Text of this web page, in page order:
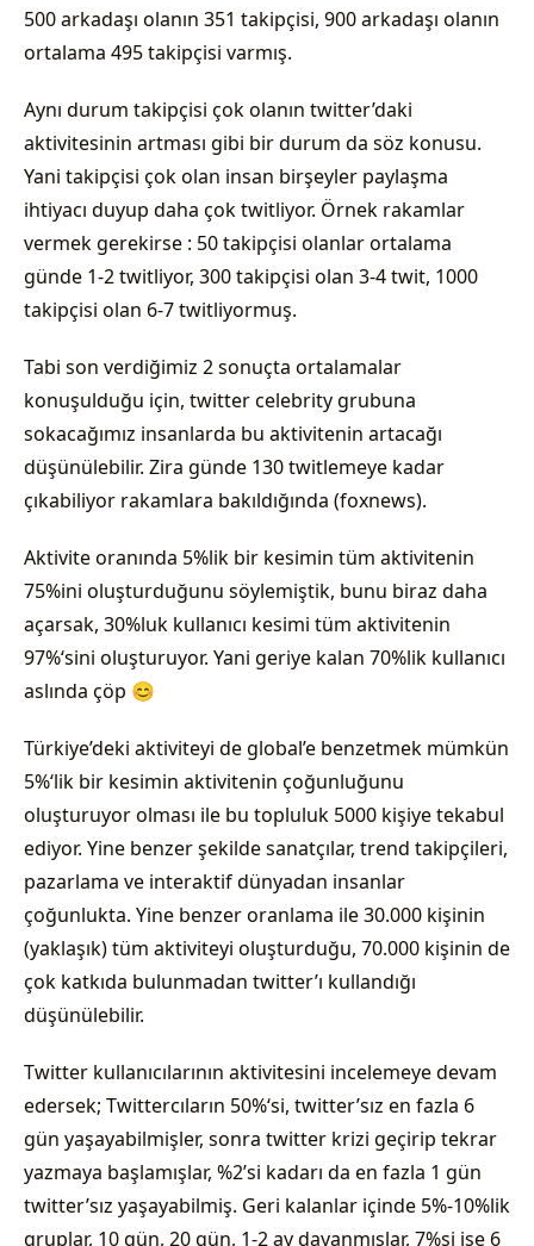
500 arkadaşı olanın 351 takipçisi, 900 arkadaşı olanın
ortalama 495 takipçisi varmış.
Aynı durum takipçisi çok olanın twitter’daki
aktivitesinin artması gibi bir durum da söz konusu.
Yani takipçisi çok olan insan birşeyler paylaşma
ihtiyacı duyup daha çok twitliyor. Örnek rakamlar
vermek gerekirse : 50 takipçisi olanlar ortalama
günde 1-2 twitliyor, 300 takipçisi olan 3-4 twit, 1000
takipçisi olan 6-7 twitliyormuş.
Tabi son verdiğimiz 2 sonuçta ortalamalar
konuşulduğu için, twitter celebrity grubuna
sokacağımız insanlarda bu aktivitenin artacağı
düşünülebilir. Zira günde 130 twitlemeye kadar
çıkabiliyor rakamlara bakıldığında (foxnews).
Aktivite oranında 5%lik bir kesimin tüm aktivitenin
75%ini oluşturduğunu söylemiştik, bunu biraz daha
açarsak, 30%luk kullanıcı kesimi tüm aktivitenin
97%‘sini oluşturuyor. Yani geriye kalan 70%lik kullanıcı
aslında çöp 😊
Türkiye’deki aktiviteyi de global’e benzetmek mümkün
5%‘lik bir kesimin aktivitenin çoğunluğunu
oluşturuyor olması ile bu topluluk 5000 kişiye tekabul
ediyor. Yine benzer şekilde sanatçılar, trend takipçileri,
pazarlama ve interaktif dünyadan insanlar
çoğunlukta. Yine benzer oranlama ile 30.000 kişinin
(yaklaşık) tüm aktiviteyi oluşturduğu, 70.000 kişinin de
çok katkıda bulunmadan twitter’ı kullandığı
düşünülebilir.
Twitter kullanıcılarının aktivitesini incelemeye devam
edersek; Twittercıların 50%‘si, twitter’sız en fazla 6
gün yaşayabilmişler, sonra twitter krizi geçirip tekrar
yazmaya başlamışlar, %2’si kadarı da en fazla 1 gün
twitter’sız yaşayabilmiş. Geri kalanlar içinde 5%-10%lik
gruplar, 10 gün, 20 gün, 1-2 ay dayanmışlar, 7%si ise 6